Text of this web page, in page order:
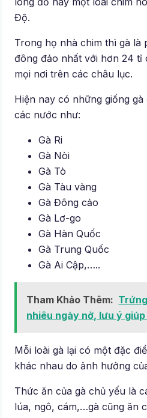
Độ.
Trong họ nhà chim thì gà là
đông đảo nhất với hơn 24 tỉ
mọi nơi trên các châu lục.
Hiện nay có những giống
các nước như:
Gà Ri
Gà Nòi
Gà Tò
Gà Tàu vàng
Gà Đông cảo
Gà Lơ-go
Gà Hàn Quốc
Gà Trung Quốc
Gà Ai Cập,…..
Tham Khảo Thêm:
nhiêu ngày nở, lưu ý
Mỗi loài gà lại có một đặc
khác nhau do ảnh hưởng
Thức ăn của gà chủ yếu là
lúa, ngô, cám,…gà cũng ăn